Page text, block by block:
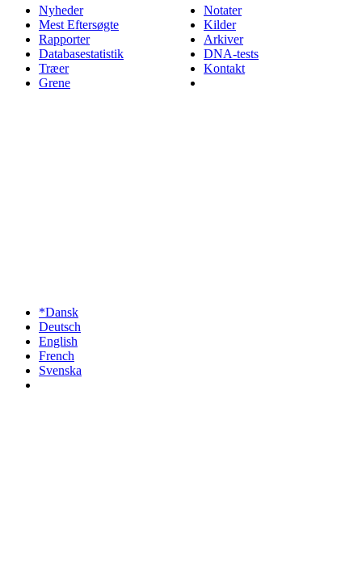
Nyheder
Mest Eftersøgte
Rapporter
Databasestatistik
Træer
Grene
Notater
Kilder
Arkiver
DNA-tests
Kontakt
*Dansk
Deutsch
English
French
Svenska